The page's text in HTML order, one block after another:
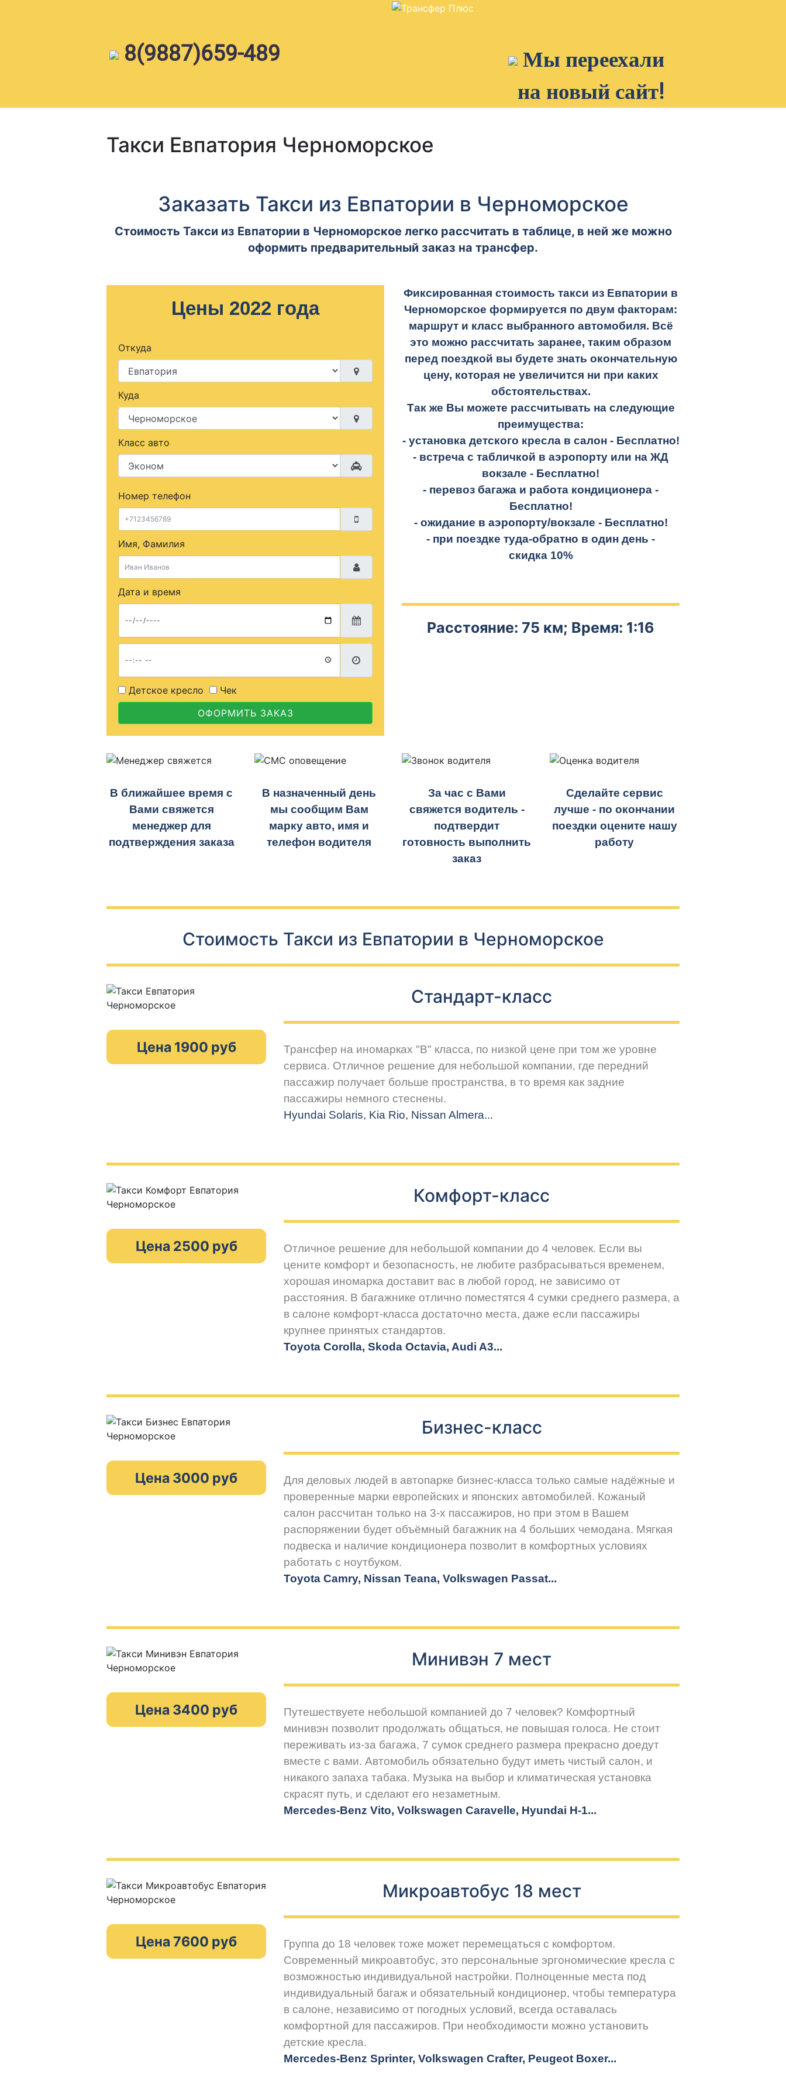
8(9887)659-489
Мы переехали
на новый сайт!
Такси Евпатория Черноморское
Заказать Такси из Евпатории в Черноморское
Стоимость Такси из Евпатории в Черноморское легко рассчитать в таблице, в ней же можно
оформить предварительный заказ на трансфер.
Цены 2022 года
Откуда
Куда
Класс авто
Номер телефон
Имя, Фамилия
Дата и время
Детское кресло
Чек
ОФОРМИТЬ ЗАКАЗ
Фиксированная стоимость такси из Евпатории в
Черноморское формируется по двум факторам:
маршрут и класс выбранного автомобиля. Всё
это можно рассчитать заранее, таким образом
перед поездкой вы будете знать окончательную
цену, которая не увеличится ни при каких
обстоятельствах.
Так же Вы можете рассчитывать на следующие
преимущества:
- установка детского кресла в салон - Бесплатно!
- встреча с табличкой в аэропорту или на ЖД
вокзале - Бесплатно!
- перевоз багажа и работа кондиционера -
Бесплатно!
- ожидание в аэропорту/вокзале - Бесплатно!
- при поездке туда-обратно в один день -
скидка 10%
Расстояние: 75 км; Время: 1:16
В ближайшее время с
Вами свяжется
менеджер для
подтверждения заказа
В назначенный день
мы сообщим Вам
марку авто, имя и
телефон водителя
За час с Вами
свяжется водитель -
подтвердит
готовность выполнить
заказ
Сделайте сервис
лучше - по окончании
поездки оцените нашу
работу
Стоимость Такси из Евпатории в Черноморское
Цена 1900 руб
Стандарт-класс
Трансфер на иномарках "В" класса, по низкой цене при том же уровне
сервиса. Отличное решение для небольшой компании, где передний
пассажир получает больше пространства, в то время как задние
пассажиры немного стеснены.
Hyundai Solaris, Kia Rio, Nissan Almera...
Цена 2500 руб
Комфорт-класс
Отличное решение для небольшой компании до 4 человек. Если вы
цените комфорт и безопасность, не любите разбрасываться временем,
хорошая иномарка доставит вас в любой город, не зависимо от
расстояния. В багажнике отлично поместятся 4 сумки среднего размера, а
в салоне комфорт-класса достаточно места, даже если пассажиры
крупнее принятых стандартов.
Toyota Corolla, Skoda Octavia, Audi A3...
Цена 3000 руб
Бизнес-класс
Для деловых людей в автопарке бизнес-класса только самые надёжные и
проверенные марки европейских и японских автомобилей. Кожаный
салон рассчитан только на 3-х пассажиров, но при этом в Вашем
распоряжении будет объёмный багажник на 4 больших чемодана. Мягкая
подвеска и наличие кондиционера позволит в комфортных условиях
работать с ноутбуком.
Toyota Camry, Nissan Teana, Volkswagen Passat...
Цена 3400 руб
Минивэн 7 мест
Путешествуете небольшой компанией до 7 человек? Комфортный
минивэн позволит продолжать общаться, не повышая голоса. Не стоит
переживать из-за багажа, 7 сумок среднего размера прекрасно доедут
вместе с вами. Автомобиль обязательно будут иметь чистый салон, и
никакого запаха табака. Музыка на выбор и климатическая установка
скрасят путь, и сделают его незаметным.
Mercedes-Benz Vito, Volkswagen Caravelle, Hyundai H-1...
Цена 7600 руб
Микроавтобус 18 мест
Группа до 18 человек тоже может перемещаться с комфортом.
Современный микроавтобус, это персональные эргономические кресла с
возможностью индивидуальной настройки. Полноценные места под
индивидуальный багаж и обязательный кондиционер, чтобы температура
в салоне, независимо от погодных условий, всегда оставалась
комфортной для пассажиров. При необходимости можно установить
детские кресла.
Mercedes-Benz Sprinter, Volkswagen Crafter, Peugeot Boxer...